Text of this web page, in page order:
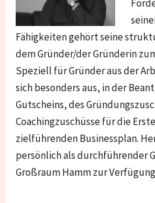
Fähigkeiten gehört seine
dem Gründer/der Gründerin
Speziell für Gründer aus der
sich besonders aus, in der
Gutscheins, des
Coachingzuschüsse für die
zielführenden Businessplan.
persönlich als durchführender
Großraum Hamm zur